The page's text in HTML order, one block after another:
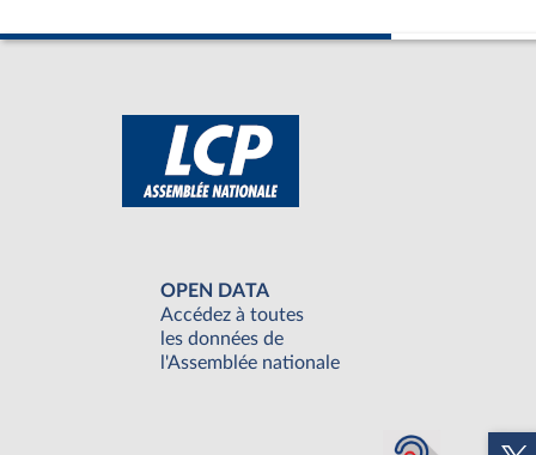
OPEN DATA
Accédez à toutes
les données de
l'Assemblée nationale